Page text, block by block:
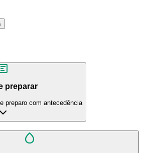
preparar
preparo com antecedência